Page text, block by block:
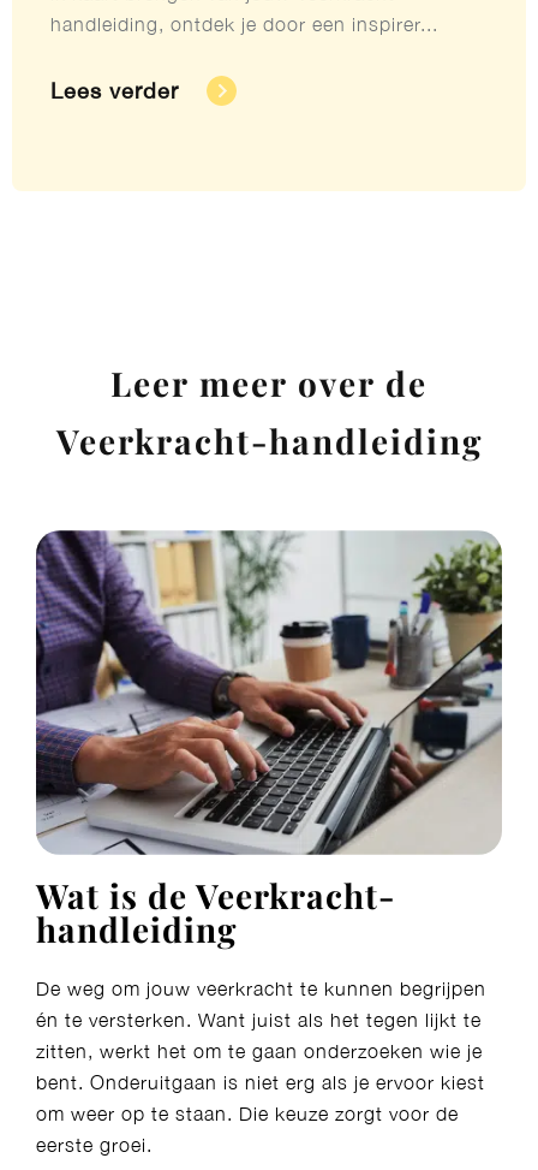
handleiding, ontdek je door een inspirer...
Lees verder​
Leer meer over de
Veerkracht-handleiding
Wat is de Veerkracht-
handleiding
De weg om jouw veerkracht te kunnen begrijpen
én te versterken. Want juist als het tegen lijkt te
zitten, werkt het om te gaan onderzoeken wie je
bent. Onderuitgaan is niet erg als je ervoor kiest
om weer op te staan. Die keuze zorgt voor de
eerste groei.